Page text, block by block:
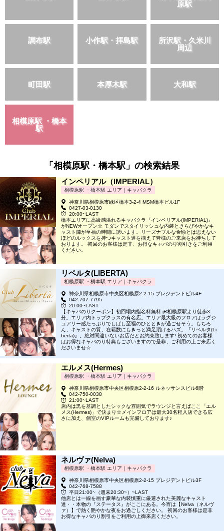
原駅
調布駅 小作駅・拝島駅
所沢駅・久米川
周辺
町田駅 本厚木駅 大和駅
相模原駅 ・橋本
駅
「相模原駅・橋本駅」の検索結果
インペリアル（IMPERIAL）
相模原駅 ・橋本駅 エリア｜キャバクラ
神奈川県相模原市緑区橋本3-2-4 MSM橋本ビル1F
0427-03-0130
20:00~LAST
橋本エリアに高級感溢れるキャバクラ『インペリアル(IMPERIAL)』
がNEWオープン☆ モダンでスタイリッシュな内装ときらびやかなキ
ャスト陣が至福の時間に誘います。リーズナブルな金額とは思えない
ほどのルックスを持つキャスト達を揃えて皆様のご来店をお待ちして
おります。 初回のお客様は是非、お得なキャバのり割引きをご利用
ください。
リベルタ(LIBERTA)
相模原駅 ・橋本駅 エリア｜キャバクラ
神奈川県相模原市中央区相模原2-2-15 プレジデントビル4F
042-707-7795
20:00~LAST
【キャバのりクーポン】初回場内指名料無料 jR相模原駅より徒歩3
分。エリア内トップクラスの有名店。エリア最大級のフロアはラグジ
ュアリー感たっぷりでしばし至福のひとときが過ごせそう。もちろ
ん、キャストの質、在籍数にもきっと満足頂けるハズ。『リベルタ(Li
berta)』。絶対間違いないお店だとお約束致します! 初めてのお客様
はお得なキャバのり特典もございますので是非、ご利用の上ご来店く
ださいませ☆
エルメス(Hermes)
相模原駅 ・橋本駅 エリア｜キャバクラ
神奈川県相模原市中央区相模原2-2-16 ルネッサンスビル6階
042-750-0038
21:00~LAST
店内は黒を基調としたシックな雰囲気でラウンジと言えばここ「エル
メス(Hermes)」で決まり☆メインフロアは最大30名程入店できる広
さに加え、個室のVIPルームも完備しております♪
ネルヴァ(Nelva)
相模原駅 ・橋本駅 エリア｜キャバクラ
神奈川県相模原市中央区相模原2-2-15 プレジデントビル3F
042-768-7588
平日21:00~（週末20:30~）~LAST
他店とは一線を画す豪華な内装慎重に厳選された美麗なキャスト
達・・本物の『ステータス』がここにある。今宵は【Nelva（ネルヴ
ァ）】で熱く艶やかな夜をお過ごしください。 初回のお客様は是非
お得なキャバのり割引をご利用の上御来店ください。